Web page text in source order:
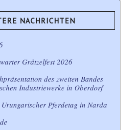
NACHRICHTEN
Grätzelfest 2026
des zweiten Bandes
Industriewerke in Oberdorf
Pferdetag in Narda